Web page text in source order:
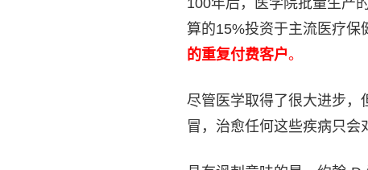
算的15%投资于主流医疗保
的重复付费客户。
尽管医学取得了很大进步，
冒，治愈任何这些疾病只会